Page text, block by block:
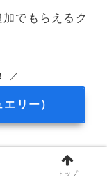
でもらえるク
／
リー）
には『ルピス
トップ